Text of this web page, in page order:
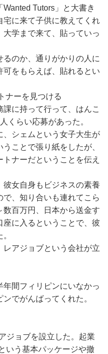
Tutors」と大書き
宅に来て子供に教えてくれ
学まで来て、貼っていっ
のか、通りがかりの人に
可をもらえば、貼れるとい
ナーを見つける
に持って行って、はんこ
くらい応募があった。
シェムという女子大生が
ことで張り紙をしたが、
ナーだということを伝え
女自身もビジネスの素養
、知り合いも連れてこら
百万円、日本から送金す
座に入るということで、彼
アジョブという会社が立
間フィリピンにいなかっ
でがんばってくれた。
ジョブを設立した。起業
いう基本パッケージや撤